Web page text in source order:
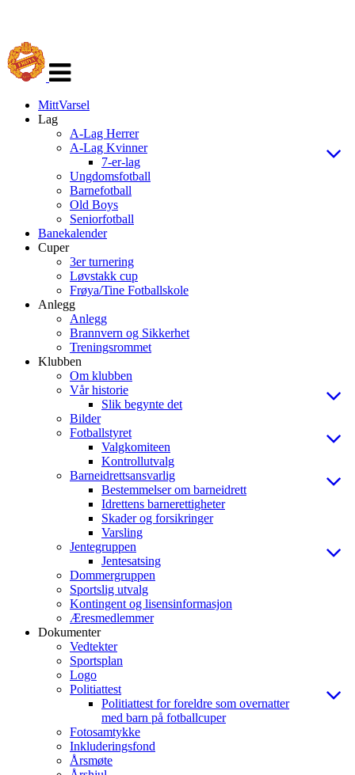
navigasjon
MittVarsel
Lag
A-Lag Herrer
A-Lag Kvinner
7-er-lag
Ungdomsfotball
Barnefotball
Old Boys
Seniorfotball
Banekalender
Cuper
3er turnering
Løvstakk cup
Frøya/Tine Fotballskole
Anlegg
Anlegg
Brannvern og Sikkerhet
Treningsrommet
Klubben
Om klubben
Vår historie
Slik begynte det
Bilder
Fotballstyret
Valgkomiteen
Kontrollutvalg
Barneidrettsansvarlig
Bestemmelser om barneidrett
Idrettens barnerettigheter
Skader og forsikringer
Varsling
Jentegruppen
Jentesatsing
Dommergruppen
Sportslig utvalg
Kontingent og lisensinformasjon
Æresmedlemmer
Dokumenter
Vedtekter
Sportsplan
Logo
Politiattest
Politiattest for foreldre som overnatter
med barn på fotballcuper
Fotosamtykke
Inkluderingsfond
Årsmøte